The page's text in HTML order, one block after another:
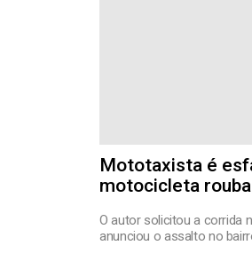
Mototaxista é
motocicleta
O autor solicitou a corrida
anunciou o assalto no